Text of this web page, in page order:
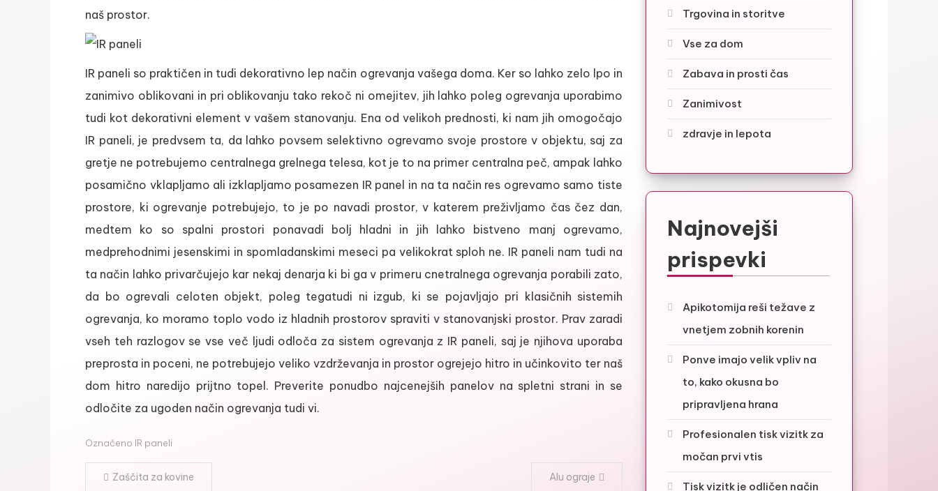
naš prostor.
IR paneli so praktičen in tudi dekorativno lep način ogrevanja vašega doma. Ker so lahko zelo lpo in
zanimivo oblikovani in pri oblikovanju tako rekoč ni omejitev, jih lahko poleg ogrevanja uporabimo
tudi kot dekorativni element v vašem stanovanju. Ena od velikoh prednosti, ki nam jih omogočajo
IR paneli, je predvsem ta, da lahko povsem selektivno ogrevamo svoje prostore v objektu, saj za
gretje ne potrebujemo centralnega grelnega telesa, kot je to na primer centralna peč, ampak lahko
posamično vklapljamo ali izklapljamo posamezen IR panel in na ta način res ogrevamo samo tiste
prostore, ki ogrevanje potrebujejo, to je po navadi prostor, v katerem preživljamo čas čez dan,
medtem ko so spalni prostori ponavadi bolj hladni in jih lahko bistveno manj ogrevamo,
medprehodnimi jesenskimi in spomladanskimi meseci pa velikokrat sploh ne. IR paneli nam tudi na
ta način lahko privarčujejo kar nekaj denarja ki bi ga v primeru cnetralnega ogrevanja porabili zato,
da bo ogrevali celoten objekt, poleg tegatudi ni izgub, ki se pojavljajo pri klasičnih sistemih
ogrevanja, ko moramo toplo vodo iz hladnih prostorov spraviti v stanovanjski prostor. Prav zaradi
vseh teh razlogov se vse več ljudi odloča za sistem ogrevanja z IR paneli, saj je njihova uporaba
preprosta in poceni, ne potrebujejo veliko vzdrževanja in prostor ogrejejo hitro in učinkovito ter naš
dom hitro naredijo prijtno topel. Preverite ponudbo najcenejših panelov na spletni strani in se
odločite za ugoden način ogrevanja tudi vi.
Označeno IR paneli
Navigacija
Zaščita za kovine Alu ograje
Trgovina in storitve
Vse za dom
Zabava in prosti čas
Zanimivost
zdravje in lepota
Najnovejši
prispevki
Apikotomija reši težave z
vnetjem zobnih korenin
Ponve imajo velik vpliv na
to, kako okusna bo
pripravljena hrana
Profesionalen tisk vizitk za
močan prvi vtis
Tisk vizitk je odličen način